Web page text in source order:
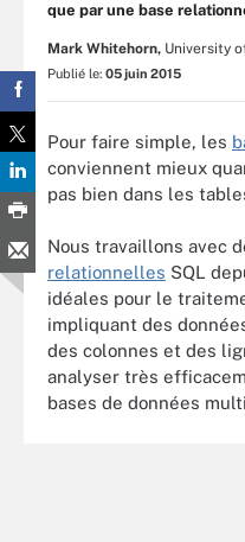
que par une base
Mark Whitehorn, University
Publié le: 05 juin 2015
Pour faire simple, les
conviennent mieux
pas bien dans les
Nous travaillons avec
relationnelles SQL
idéales pour le
impliquant des
des colonnes et des
analyser très
bases de données